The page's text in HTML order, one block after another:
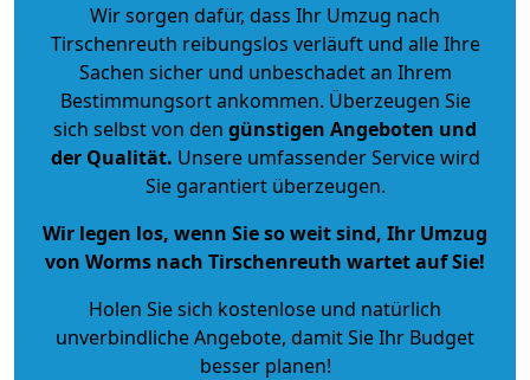
Wir sorgen dafür, dass Ihr Umzug nach
Tirschenreuth reibungslos verläuft und alle Ihre
Sachen sicher und unbeschadet an Ihrem
Bestimmungsort ankommen. Überzeugen Sie
sich selbst von den günstigen Angeboten und
der Qualität. Unsere umfassender Service wird
Sie garantiert überzeugen.
Wir legen los, wenn Sie so weit sind, Ihr Umzug
von Worms nach Tirschenreuth wartet auf Sie!
Holen Sie sich kostenlose und natürlich
unverbindliche Angebote, damit Sie Ihr Budget
besser planen!